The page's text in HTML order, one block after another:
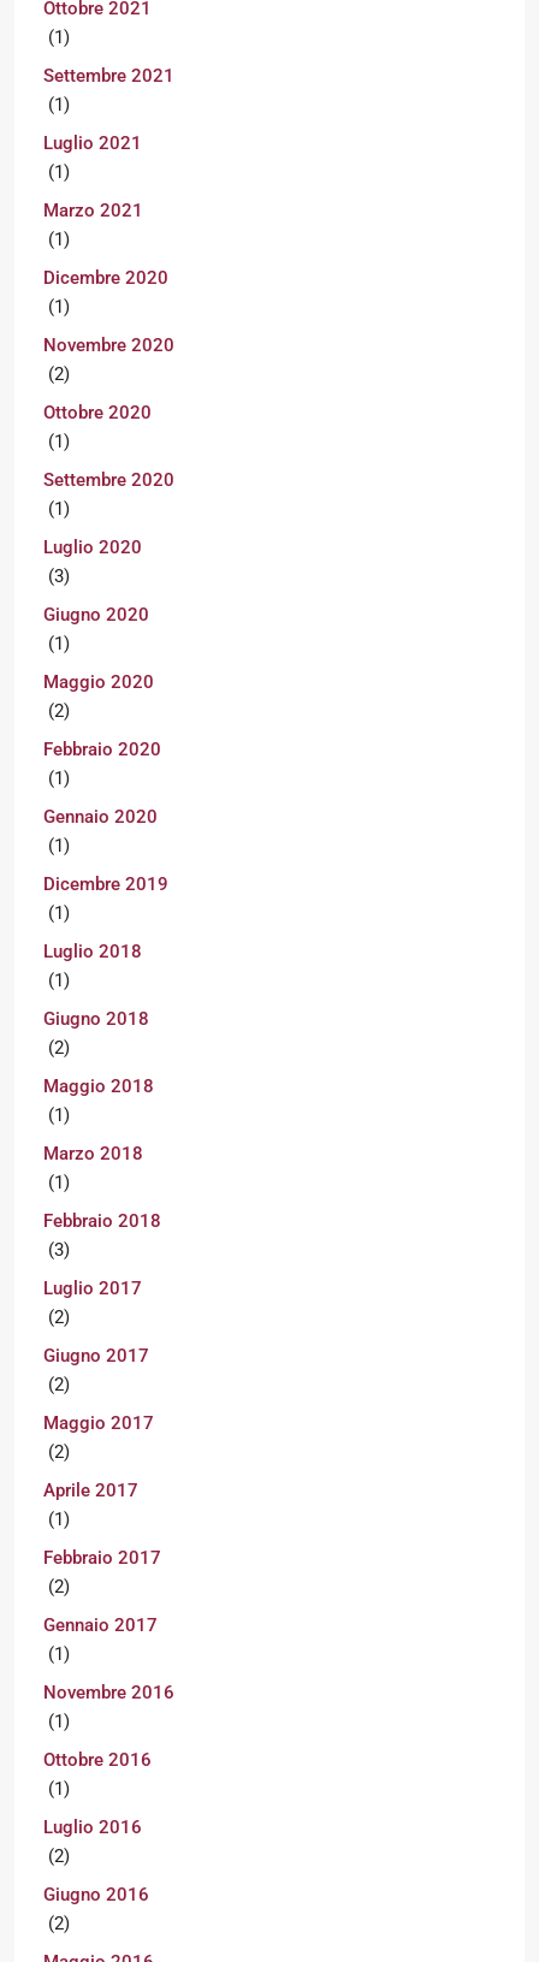
Ottobre 2021
(1)
Settembre 2021
(1)
Luglio 2021
(1)
Marzo 2021
(1)
Dicembre 2020
(1)
Novembre 2020
(2)
Ottobre 2020
(1)
Settembre 2020
(1)
Luglio 2020
(3)
Giugno 2020
(1)
Maggio 2020
(2)
Febbraio 2020
(1)
Gennaio 2020
(1)
Dicembre 2019
(1)
Luglio 2018
(1)
Giugno 2018
(2)
Maggio 2018
(1)
Marzo 2018
(1)
Febbraio 2018
(3)
Luglio 2017
(2)
Giugno 2017
(2)
Maggio 2017
(2)
Aprile 2017
(1)
Febbraio 2017
(2)
Gennaio 2017
(1)
Novembre 2016
(1)
Ottobre 2016
(1)
Luglio 2016
(2)
Giugno 2016
(2)